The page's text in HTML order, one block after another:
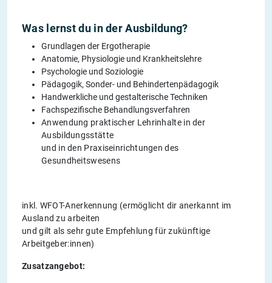
Was lernst du in der Ausbildung?
Grundlagen der Ergotherapie
Anatomie, Physiologie und Krankheitslehre
Psychologie und Soziologie
Pädagogik, Sonder- und Behindertenpädagogik
Handwerkliche und gestalterische Techniken
Fachspezifische Behandlungsverfahren
Anwendung praktischer Lehrinhalte in der
Ausbildungsstätte
und in den Praxiseinrichtungen des
Gesundheitswesens
inkl. WFOT-Anerkennung (ermöglicht dir anerkannt im
Ausland zu arbeiten
und gilt als sehr gute Empfehlung für zukünftige
Arbeitgeber:innen)
Zusatzangebot: